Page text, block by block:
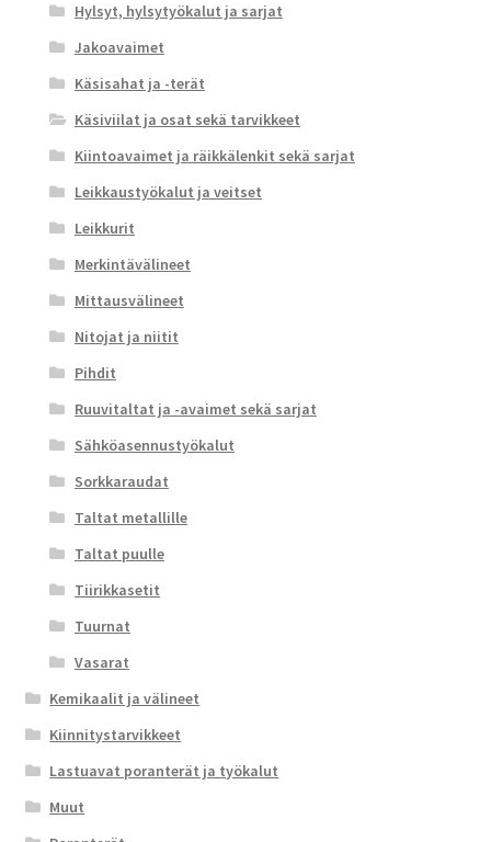
Hylsyt, hylsytyökalut ja sarjat
Jakoavaimet
Käsisahat ja -terät
Käsiviilat ja osat sekä tarvikkeet
Kiintoavaimet ja räikkälenkit sekä sarjat
Leikkaustyökalut ja veitset
Leikkurit
Merkintävälineet
Mittausvälineet
Nitojat ja niitit
Pihdit
Ruuvitaltat ja -avaimet sekä sarjat
Sähköasennustyökalut
Sorkkaraudat
Taltat metallille
Taltat puulle
Tiirikkasetit
Tuurnat
Vasarat
Kemikaalit ja välineet
Kiinnitystarvikkeet
Lastuavat poranterät ja työkalut
Muut